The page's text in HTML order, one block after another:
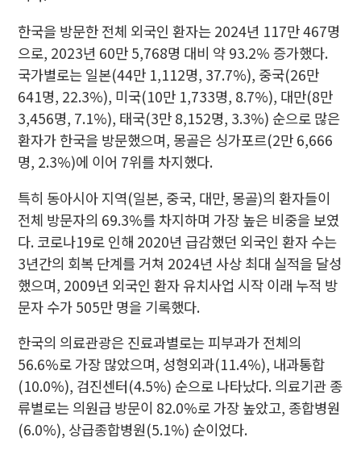
한국을 방문한 전체 외국인 환자는 2024년 117만 467명
으로, 2023년 60만 5,768명 대비 약 93.2% 증가했다.
국가별로는 일본(44만 1,112명, 37.7%), 중국(26만
641명, 22.3%), 미국(10만 1,733명, 8.7%), 대만(8만
3,456명, 7.1%), 태국(3만 8,152명, 3.3%) 순으로 많은
환자가 한국을 방문했으며, 몽골은 싱가포르(2만 6,666
명, 2.3%)에 이어 7위를 차지했다.
특히 동아시아 지역(일본, 중국, 대만, 몽골)의 환자들이
전체 방문자의 69.3%를 차지하며 가장 높은 비중을 보였
다. 코로나19로 인해 2020년 급감했던 외국인 환자 수는
3년간의 회복 단계를 거쳐 2024년 사상 최대 실적을 달성
했으며, 2009년 외국인 환자 유치사업 시작 이래 누적 방
문자 수가 505만 명을 기록했다.
한국의 의료관광은 진료과별로는 피부과가 전체의
56.6%로 가장 많았으며, 성형외과(11.4%), 내과통합
(10.0%), 검진센터(4.5%) 순으로 나타났다. 의료기관 종
류별로는 의원급 방문이 82.0%로 가장 높았고, 종합병원
(6.0%), 상급종합병원(5.1%) 순이었다.